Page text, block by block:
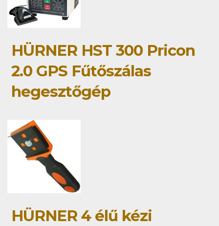
HÜRNER HST 300 Pricon
2.0 GPS Fűtőszálas
hegesztőgép
HÜRNER 4 élű kézi